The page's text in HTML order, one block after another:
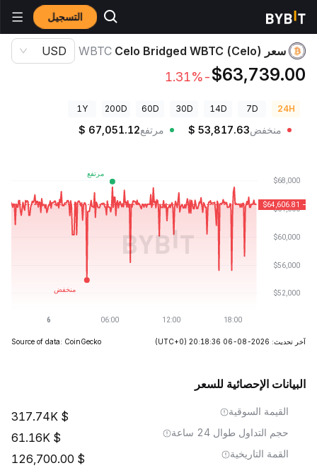
التسجيل أسعار العملات الرقمية
سعر Celo Bridged WBTC (Celo) WBTC
$63,739.00
-1.31%
USD
24H
7D
14D
30D
60D
200D
1Y
منخفض $ 53,817.63 مرتفع $ 67,051.12
آخر تحديث: 2026-08-06 20:18:36 (UTC+0)
Source of data: CoinGecko
البيانات الإحصائية للسعر
القيمة السوقية 317.74K
حجم التداول طوال 24 ساعة 61.16K
القمة التاريخية 126,700.00